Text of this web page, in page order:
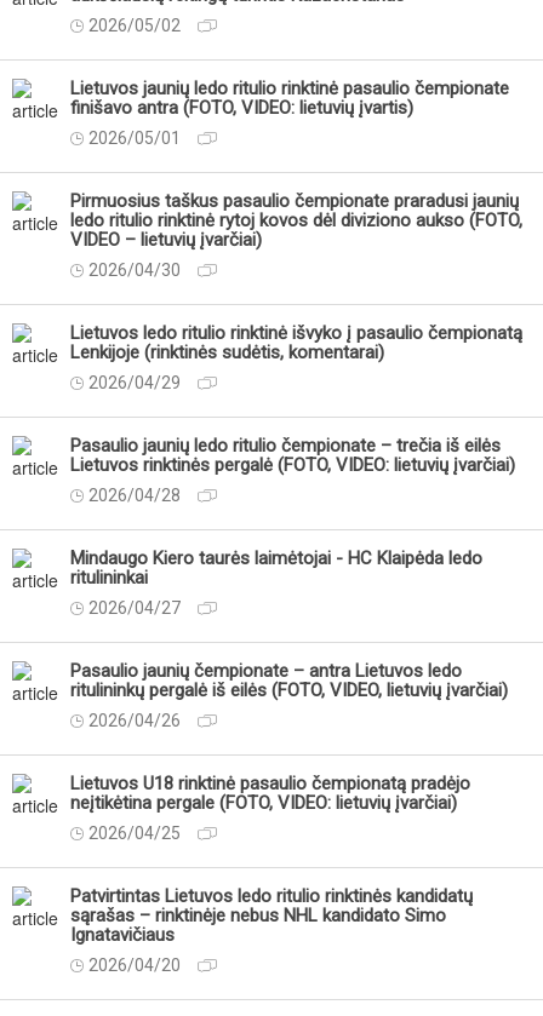
2026/05/02
Lietuvos jaunių ledo ritulio rinktinė pasaulio čempionate
finišavo antra (FOTO, VIDEO: lietuvių įvartis)
2026/05/01
Pirmuosius taškus pasaulio čempionate praradusi jaunių
ledo ritulio rinktinė rytoj kovos dėl diviziono aukso (FOTO,
VIDEO – lietuvių įvarčiai)
2026/04/30
Lietuvos ledo ritulio rinktinė išvyko į pasaulio čempionatą
Lenkijoje (rinktinės sudėtis, komentarai)
2026/04/29
Pasaulio jaunių ledo ritulio čempionate – trečia iš eilės
Lietuvos rinktinės pergalė (FOTO, VIDEO: lietuvių įvarčiai)
2026/04/28
Mindaugo Kiero taurės laimėtojai - HC Klaipėda ledo
ritulininkai
2026/04/27
Pasaulio jaunių čempionate – antra Lietuvos ledo
ritulininkų pergalė iš eilės (FOTO, VIDEO, lietuvių įvarčiai)
2026/04/26
Lietuvos U18 rinktinė pasaulio čempionatą pradėjo
neįtikėtina pergale (FOTO, VIDEO: lietuvių įvarčiai)
2026/04/25
Patvirtintas Lietuvos ledo ritulio rinktinės kandidatų
sąrašas – rinktinėje nebus NHL kandidato Simo
Ignatavičiaus
2026/04/20